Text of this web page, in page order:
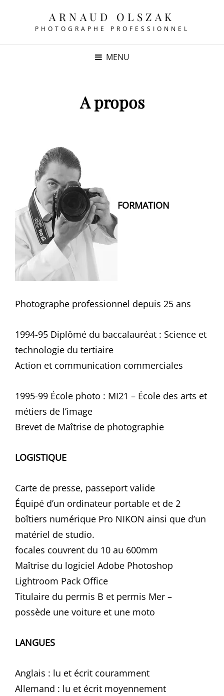
ARNAUD OLSZAK
PHOTOGRAPHE PROFESSIONNEL
MENU
A propos
FORMATION
Photographe professionnel depuis 25 ans
1994-95 Diplômé du baccalauréat : Science et
technologie du tertiaire
Action et communication commerciales
1995-99 École photo : MI21 – École des arts et
métiers de l’image
Brevet de Maîtrise de photographie
LOGISTIQUE
Carte de presse, passeport valide
Équipé d’un ordinateur portable et de 2
boîtiers numérique Pro NIKON ainsi que d’un
matériel de studio.
focales couvrent du 10 au 600mm
Maîtrise du logiciel Adobe Photoshop
Lightroom Pack Office
Titulaire du permis B et permis Mer –
possède une voiture et une moto
LANGUES
Anglais : lu et écrit couramment
Allemand : lu et écrit moyennement